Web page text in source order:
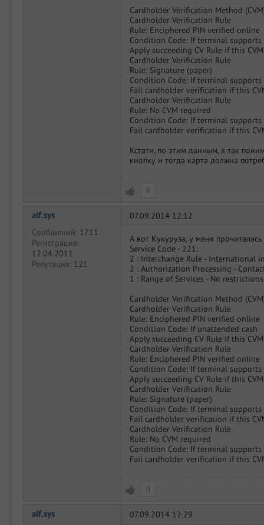
Cardholder Verification Method
Cardholder Verification Rule
Rule: Enciphered PIN verified online
Condition Code: If terminal supports
Apply succeeding CV Rule if this
Cardholder Verification Rule
Rule: Signature (paper)
Condition Code: If terminal supports
Fail cardholder verification if this
Cardholder Verification Rule
Rule: No CVM required
Condition Code: If terminal supports
Fail cardholder verification if this
Кстати, по этим данным, я так
кнопку и тогда карта должна
0
alf.sys
Сообщений: 1711
Регистрация:
12.04.2011
Репутация: 121
07.09.2014 12:12
А вот Кукуруза, у меня
Service Code - 221:
2 : Interchange Rule - International
2 : Authorization Processing -
1 : Range of Services - No restrictions
Cardholder Verification Method
Cardholder Verification Rule
Rule: Enciphered PIN verified online
Condition Code: If unattended cash
Apply succeeding CV Rule if this
Cardholder Verification Rule
Rule: Enciphered PIN verified online
Condition Code: If terminal supports
Apply succeeding CV Rule if this
Cardholder Verification Rule
Rule: Signature (paper)
Condition Code: If terminal supports
Fail cardholder verification if this
Cardholder Verification Rule
Rule: No CVM required
Condition Code: If terminal supports
Fail cardholder verification if this
0
alf.sys 07.09.2014 12:29